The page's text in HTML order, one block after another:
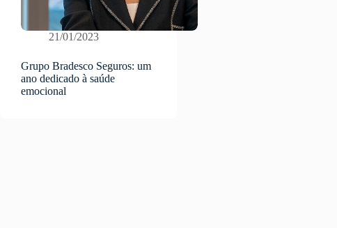
21/01/2023
Grupo Bradesco Seguros: um
ano dedicado à saúde
emocional